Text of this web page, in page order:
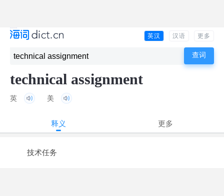
英汉 汉语 更多
technical assignment
英 美
释义 更多
技术任务